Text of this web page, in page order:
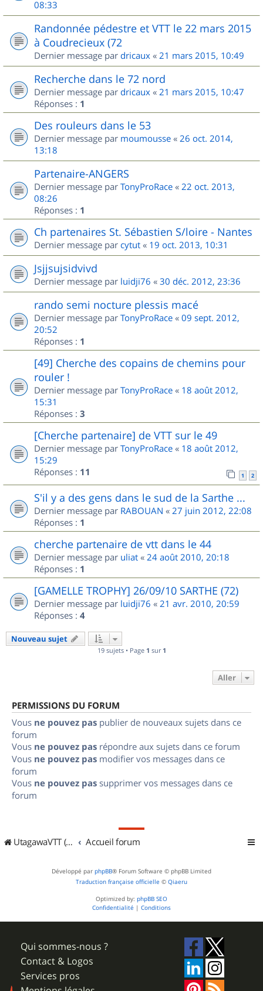
08:33
Randonnée pédestre et VTT le 22 mars 2015
à Coudrecieux (72
Dernier message par dricaux « 21 mars 2015, 10:49
Recherche dans le 72 nord
Dernier message par dricaux « 21 mars 2015, 10:47
Réponses : 1
Des rouleurs dans le 53
Dernier message par moumousse « 26 oct. 2014,
13:18
Partenaire-ANGERS
Dernier message par TonyProRace « 22 oct. 2013,
08:26
Réponses : 1
Ch partenaires St. Sébastien S/loire - Nantes
Dernier message par cytut « 19 oct. 2013, 10:31
Jsjjsujsidvivd
Dernier message par luidji76 « 30 déc. 2012, 23:36
rando semi nocture plessis macé
Dernier message par TonyProRace « 09 sept. 2012,
20:52
Réponses : 1
[49] Cherche des copains de chemins pour
rouler !
Dernier message par TonyProRace « 18 août 2012,
15:31
Réponses : 3
[Cherche partenaire] de VTT sur le 49
Dernier message par TonyProRace « 18 août 2012,
15:29
Réponses : 11 1 2
S'il y a des gens dans le sud de la Sarthe ...
Dernier message par RABOUAN « 27 juin 2012, 22:08
Réponses : 1
cherche partenaire de vtt dans le 44
Dernier message par uliat « 24 août 2010, 20:18
Réponses : 1
[GAMELLE TROPHY] 26/09/10 SARTHE (72)
Dernier message par luidji76 « 21 avr. 2010, 20:59
Réponses : 4
Nouveau sujet
19 sujets • Page 1 sur 1
Aller
PERMISSIONS DU FORUM
Vous ne pouvez pas publier de nouveaux sujets dans ce
forum
Vous ne pouvez pas répondre aux sujets dans ce forum
Vous ne pouvez pas modifier vos messages dans ce
forum
Vous ne pouvez pas supprimer vos messages dans ce
forum
UtagawaVTT (Randos VTT et VTTAE avec traces GPS) Accueil forum
Développé par phpBB® Forum Software © phpBB Limited
Traduction française officielle © Qiaeru
Optimized by: phpBB SEO
Confidentialité | Conditions
Qui sommes-nous ?
Contact & Logos
Services pros